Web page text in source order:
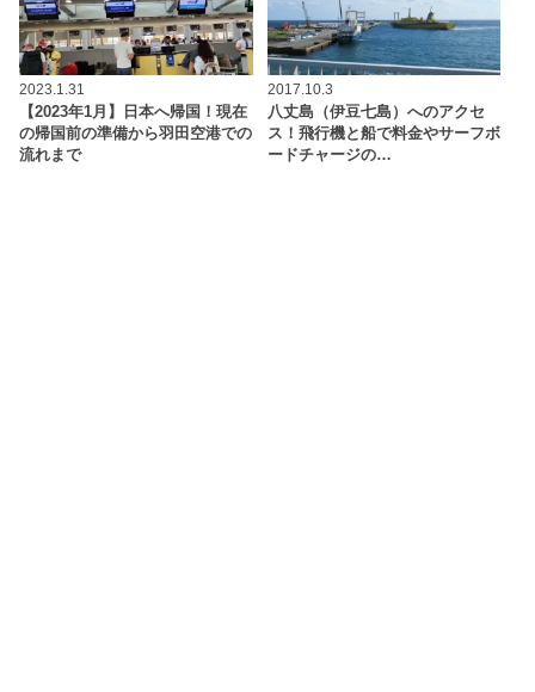
2023.1.31
【2023年1月】日本へ帰国！現在
の帰国前の準備から羽田空港での
流れまで
2017.10.3
八丈島（伊豆七島）へのアクセ
ス！飛行機と船で料金やサーフボ
ードチャージの…